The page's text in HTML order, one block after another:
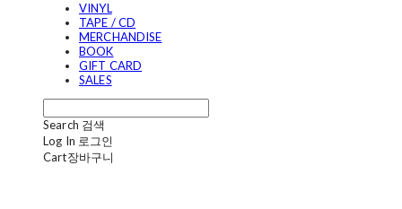
VINYL
TAPE / CD
MERCHANDISE
BOOK
GIFT CARD
SALES
Search 검색
Log In 로그인
Cart장바구니